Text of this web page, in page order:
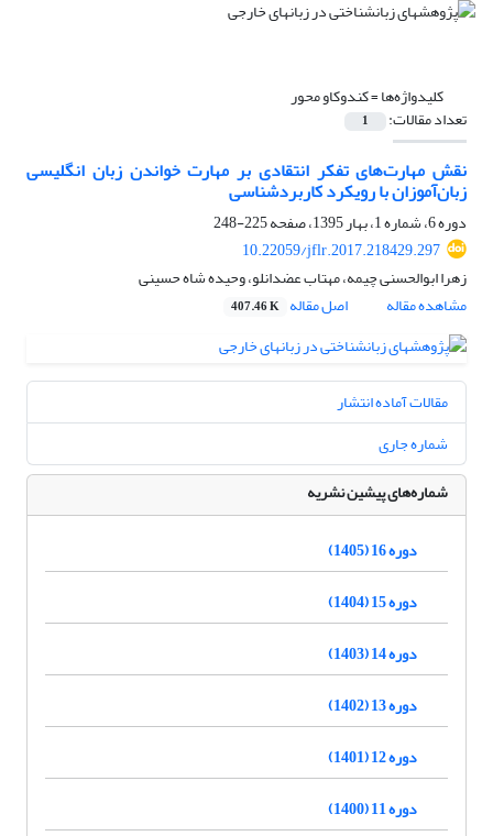
کلیدواژه‌ها =کندوکاو محور
تعداد مقالات: 1
نقش مهارت‌های تفکر انتقادی بر مهارت خواندن زبان انگلیسی
زبان‌آموزان با رویکرد کاربردشناسی
دوره 6، شماره 1، بهار 1395، صفحه
225-248
10.22059/jflr.2017.218429.297
زهرا ابوالحسنی چیمه، مهتاب عضدانلو، وحیده شاه حسینی
مشاهده مقاله
اصل مقاله 407.46 K
مقالات آماده انتشار
شماره جاری
شماره‌های پیشین نشریه
دوره 16 (1405)
دوره 15 (1404)
دوره 14 (1403)
دوره 13 (1402)
دوره 12 (1401)
دوره 11 (1400)